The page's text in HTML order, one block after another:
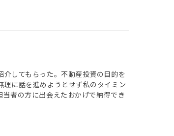
してもらった。不動産投資の目的を
に話を進めようとせず私のタイミン
者の方に出会えたおかげで納得でき